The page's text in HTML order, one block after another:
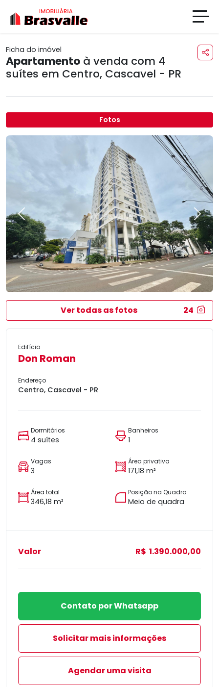
Ficha do imóvel
Apartamento à venda com 4
suítes em Centro, Cascavel - PR
Fotos
Previous Next
Ver todas as fotos 24
Edifício
Don Roman
Endereço
Centro, Cascavel - PR
Dormitórios
4 suítes
Banheiros
1
Vagas
3
Área privativa
171,18 m²
Área total
346,18 m²
Posição na Quadra
Meio de quadra
Valor R$ 1.390.000,00
Contato por Whatsapp
Solicitar mais informações
Agendar uma visita